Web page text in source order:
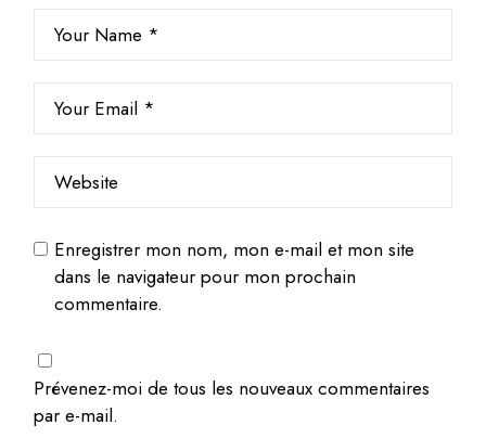
Enregistrer mon nom, mon e-mail et mon site
dans le navigateur pour mon prochain
commentaire.
Prévenez-moi de tous les nouveaux commentaires
par e-mail.